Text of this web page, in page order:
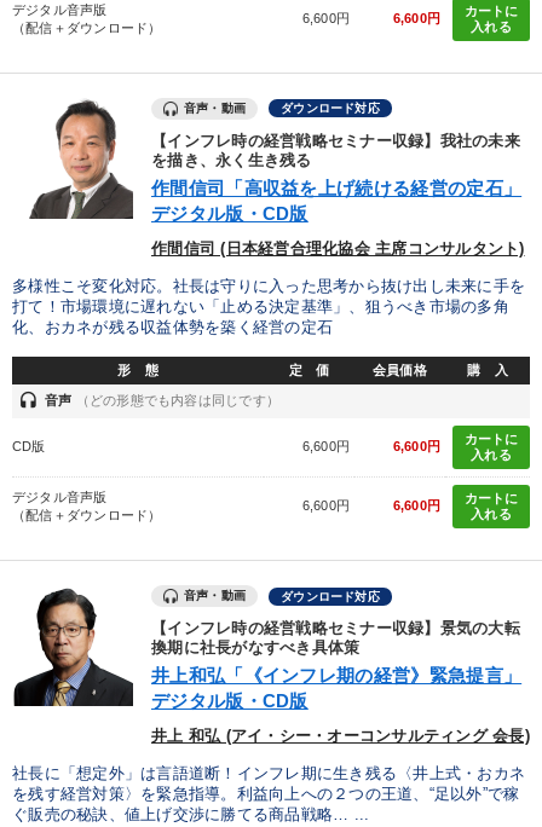
デジタル音声版
（配信＋ダウンロード）
6,600円 6,600円
カートに
入れる
音声・動画 ダウンロード対応
【インフレ時の経営戦略セミナー収録】我社の未来
を描き、永く生き残る
作間信司「高収益を上げ続ける経営の定石」
デジタル版・CD版
作間信司 (日本経営合理化協会 主席コンサルタント)
多様性こそ変化対応。社長は守りに入った思考から抜け出し未来に手を
打て！市場環境に遅れない「止める決定基準」、狙うべき市場の多角
化、おカネが残る収益体勢を築く経営の定石
形 態 定 価 会員価格 購 入
headset 音声 （どの形態でも内容は同じです）
CD版 6,600円 6,600円
カートに
入れる
デジタル音声版
（配信＋ダウンロード）
6,600円 6,600円
カートに
入れる
音声・動画 ダウンロード対応
【インフレ時の経営戦略セミナー収録】景気の大転
換期に社長がなすべき具体策
井上和弘「《インフレ期の経営》緊急提言」
デジタル版・CD版
井上 和弘 (アイ・シー・オーコンサルティング 会長)
社長に「想定外」は言語道断！インフレ期に生き残る〈井上式・おカネ
を残す経営対策〉を緊急指導。利益向上への２つの王道、“足以外”で稼
ぐ販売の秘訣、値上げ交渉に勝てる商品戦略… ...